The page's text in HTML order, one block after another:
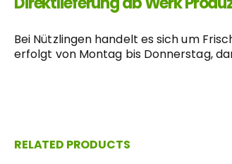
Bei Nützlingen handelt es sich um
erfolgt von Montag bis Donnerstag,
RELATED PRODUCTS